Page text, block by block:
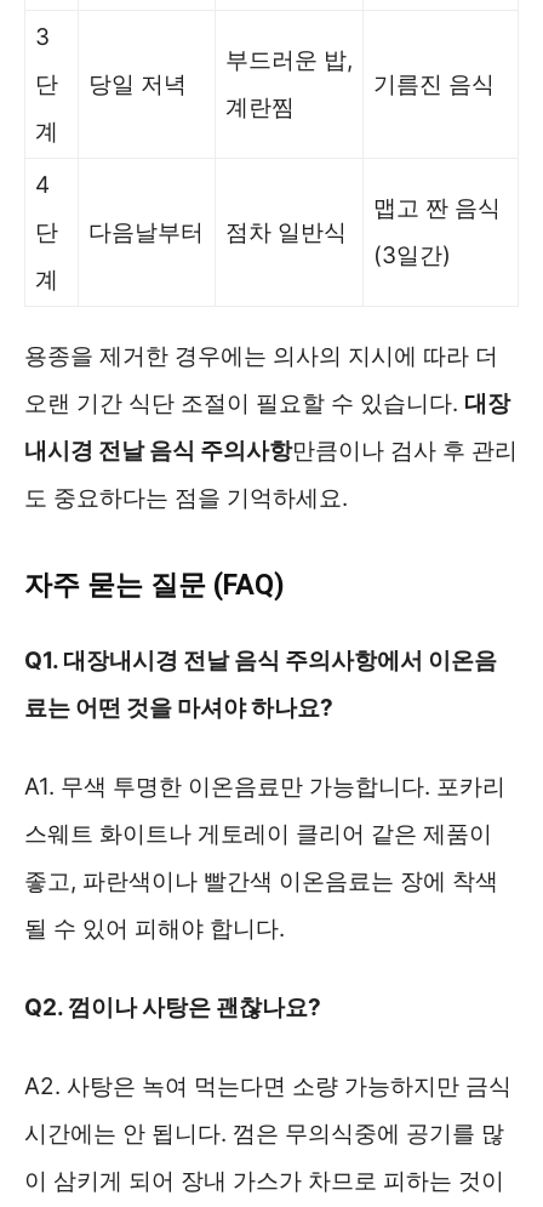
3
단
계
당일 저녁
부드러운 밥,
계란찜
기름진 음식
4
단
계
다음날부터 점차 일반식
맵고 짠 음식
(3일간)
용종을 제거한 경우에는 의사의 지시에 따라 더
오랜 기간 식단 조절이 필요할 수 있습니다. 대장
내시경 전날 음식 주의사항만큼이나 검사 후 관리
도 중요하다는 점을 기억하세요.
자주 묻는 질문 (FAQ)
Q1. 대장내시경 전날 음식 주의사항에서 이온음
료는 어떤 것을 마셔야 하나요?
A1. 무색 투명한 이온음료만 가능합니다. 포카리
스웨트 화이트나 게토레이 클리어 같은 제품이
좋고, 파란색이나 빨간색 이온음료는 장에 착색
될 수 있어 피해야 합니다.
Q2. 껌이나 사탕은 괜찮나요?
A2. 사탕은 녹여 먹는다면 소량 가능하지만 금식
시간에는 안 됩니다. 껌은 무의식중에 공기를 많
이 삼키게 되어 장내 가스가 차므로 피하는 것이